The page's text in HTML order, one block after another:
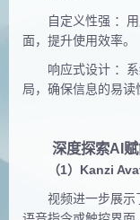
自定义性强 ：
面，提升使用效率。
响应式设计 ：
局，确保信息的易读
深度探索AI
（1）Kanzi
视频进一步展示